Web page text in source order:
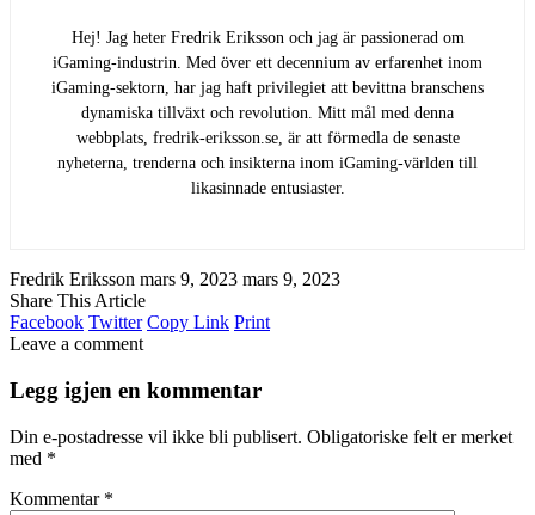
Hej! Jag heter Fredrik Eriksson och jag är passionerad om
iGaming-industrin. Med över ett decennium av erfarenhet inom
iGaming-sektorn, har jag haft privilegiet att bevittna branschens
dynamiska tillväxt och revolution. Mitt mål med denna
webbplats, fredrik-eriksson.se, är att förmedla de senaste
nyheterna, trenderna och insikterna inom iGaming-världen till
likasinnade entusiaster.
Fredrik Eriksson mars 9, 2023 mars 9, 2023
Share This Article
Facebook Twitter Copy Link Print
Leave a comment
Legg igjen en kommentar
Din e-postadresse vil ikke bli publisert. Obligatoriske felt er merket
med *
Kommentar *